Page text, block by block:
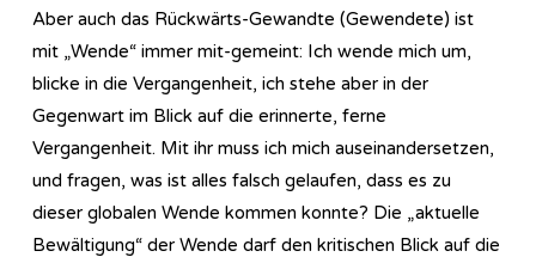
Aber auch das Rückwärts-Gewandte (Gewendete) ist
mit „Wende“ immer mit-gemeint: Ich wende mich um,
blicke in die Vergangenheit, ich stehe aber in der
Gegenwart im Blick auf die erinnerte, ferne
Vergangenheit. Mit ihr muss ich mich auseinandersetzen,
und fragen, was ist alles falsch gelaufen, dass es zu
dieser globalen Wende kommen konnte? Die „aktuelle
Bewältigung“ der Wende darf den kritischen Blick auf die